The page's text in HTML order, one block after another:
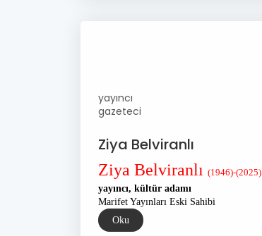
yayıncı
gazeteci
Ziya Belviranlı
Ziya Belviranlı (1946)-(2025)
yayıncı, kültür adamı
Marifet Yayınları Eski Sahibi
Oku